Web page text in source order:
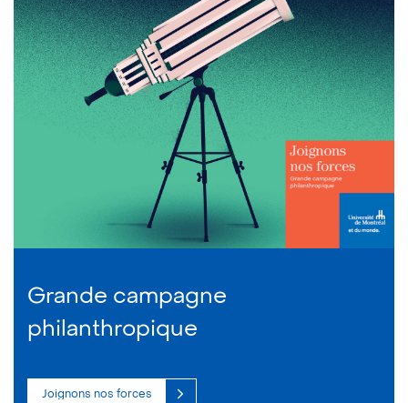
Grande campagne
philanthropique
Joignons nos forces